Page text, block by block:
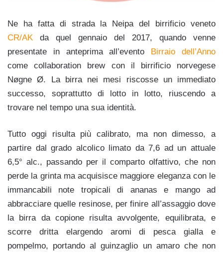
Ne ha fatta di strada la Neipa del birrificio veneto
CR/AK da quel gennaio del 2017, quando venne
presentate in anteprima all’evento Birraio dell’Anno
come collaboration brew con il birrificio norvegese
Nøgne Ø. La birra nei mesi riscosse un immediato
successo, soprattutto di lotto in lotto, riuscendo a
trovare nel tempo una sua identità.
Tutto oggi risulta più calibrato, ma non dimesso, a
partire dal grado alcolico limato da 7,6 ad un attuale
6,5° alc., passando per il comparto olfattivo, che non
perde la grinta ma acquisisce maggiore eleganza con le
immancabili note tropicali di ananas e mango ad
abbracciare quelle resinose, per finire all’assaggio dove
la birra da copione risulta avvolgente, equilibrata, e
scorre dritta elargendo aromi di pesca gialla e
pompelmo, portando al guinzaglio un amaro che non